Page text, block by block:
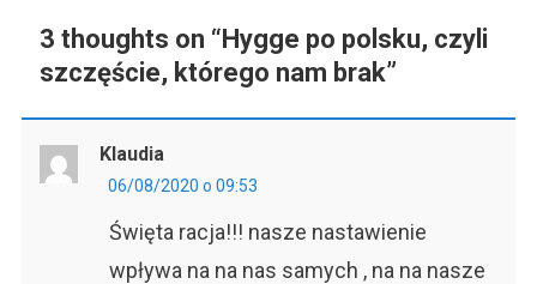
3 thoughts on “Hygge po polsku, czyli
szczęście, którego nam brak”
Klaudia
06/08/2020 o 09:53
Święta racja!!! nasze nastawienie
wpływa na na nas samych , na na nasze